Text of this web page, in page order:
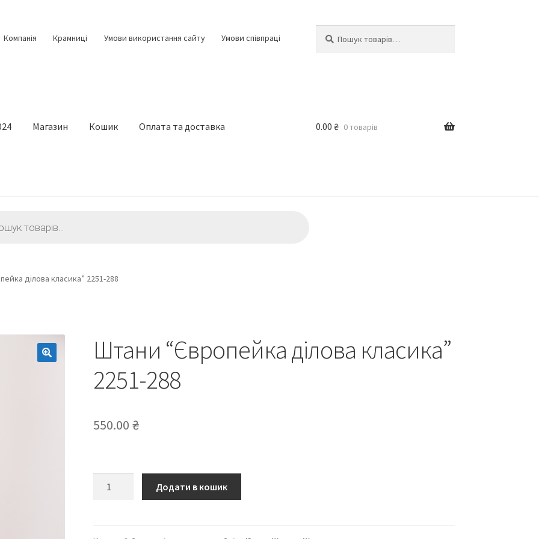
Компанія Крамниці Умови використання сайту Умови співпраці
Магазин Кошик Оплата та доставка 0.00 ₴ 0 товарів
ділова класика” 2251-288
Штани “Європейка ділова класика”
2251-288
550.00 ₴
Додати в кошик